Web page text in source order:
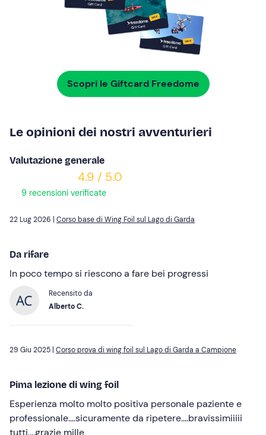
Scopri le Giftcard Freedome
Le opinioni dei nostri avventurieri
Valutazione generale
4.9 / 5.0
9 recensioni verificate
22 Lug 2026 | Corso base di Wing Foil sul Lago di Garda
Da rifare
In poco tempo si riescono a fare bei progressi
Recensito da
Alberto C.
29 Giu 2025 | Corso prova di wing foil sul Lago di Garda a Campione
Pima lezione di wing foil
Esperienza molto molto positiva personale paziente e
professionale....sicuramente da ripetere....bravissimiiiii
tutti....grazie mille